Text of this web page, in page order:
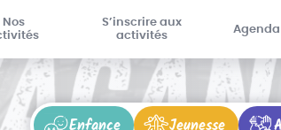
Nos
S’inscrire aux
activités
Agenda